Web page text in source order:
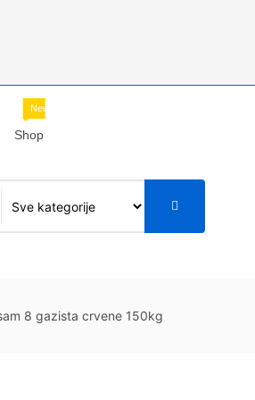
New
Shop
8 gazista crvene 150kg